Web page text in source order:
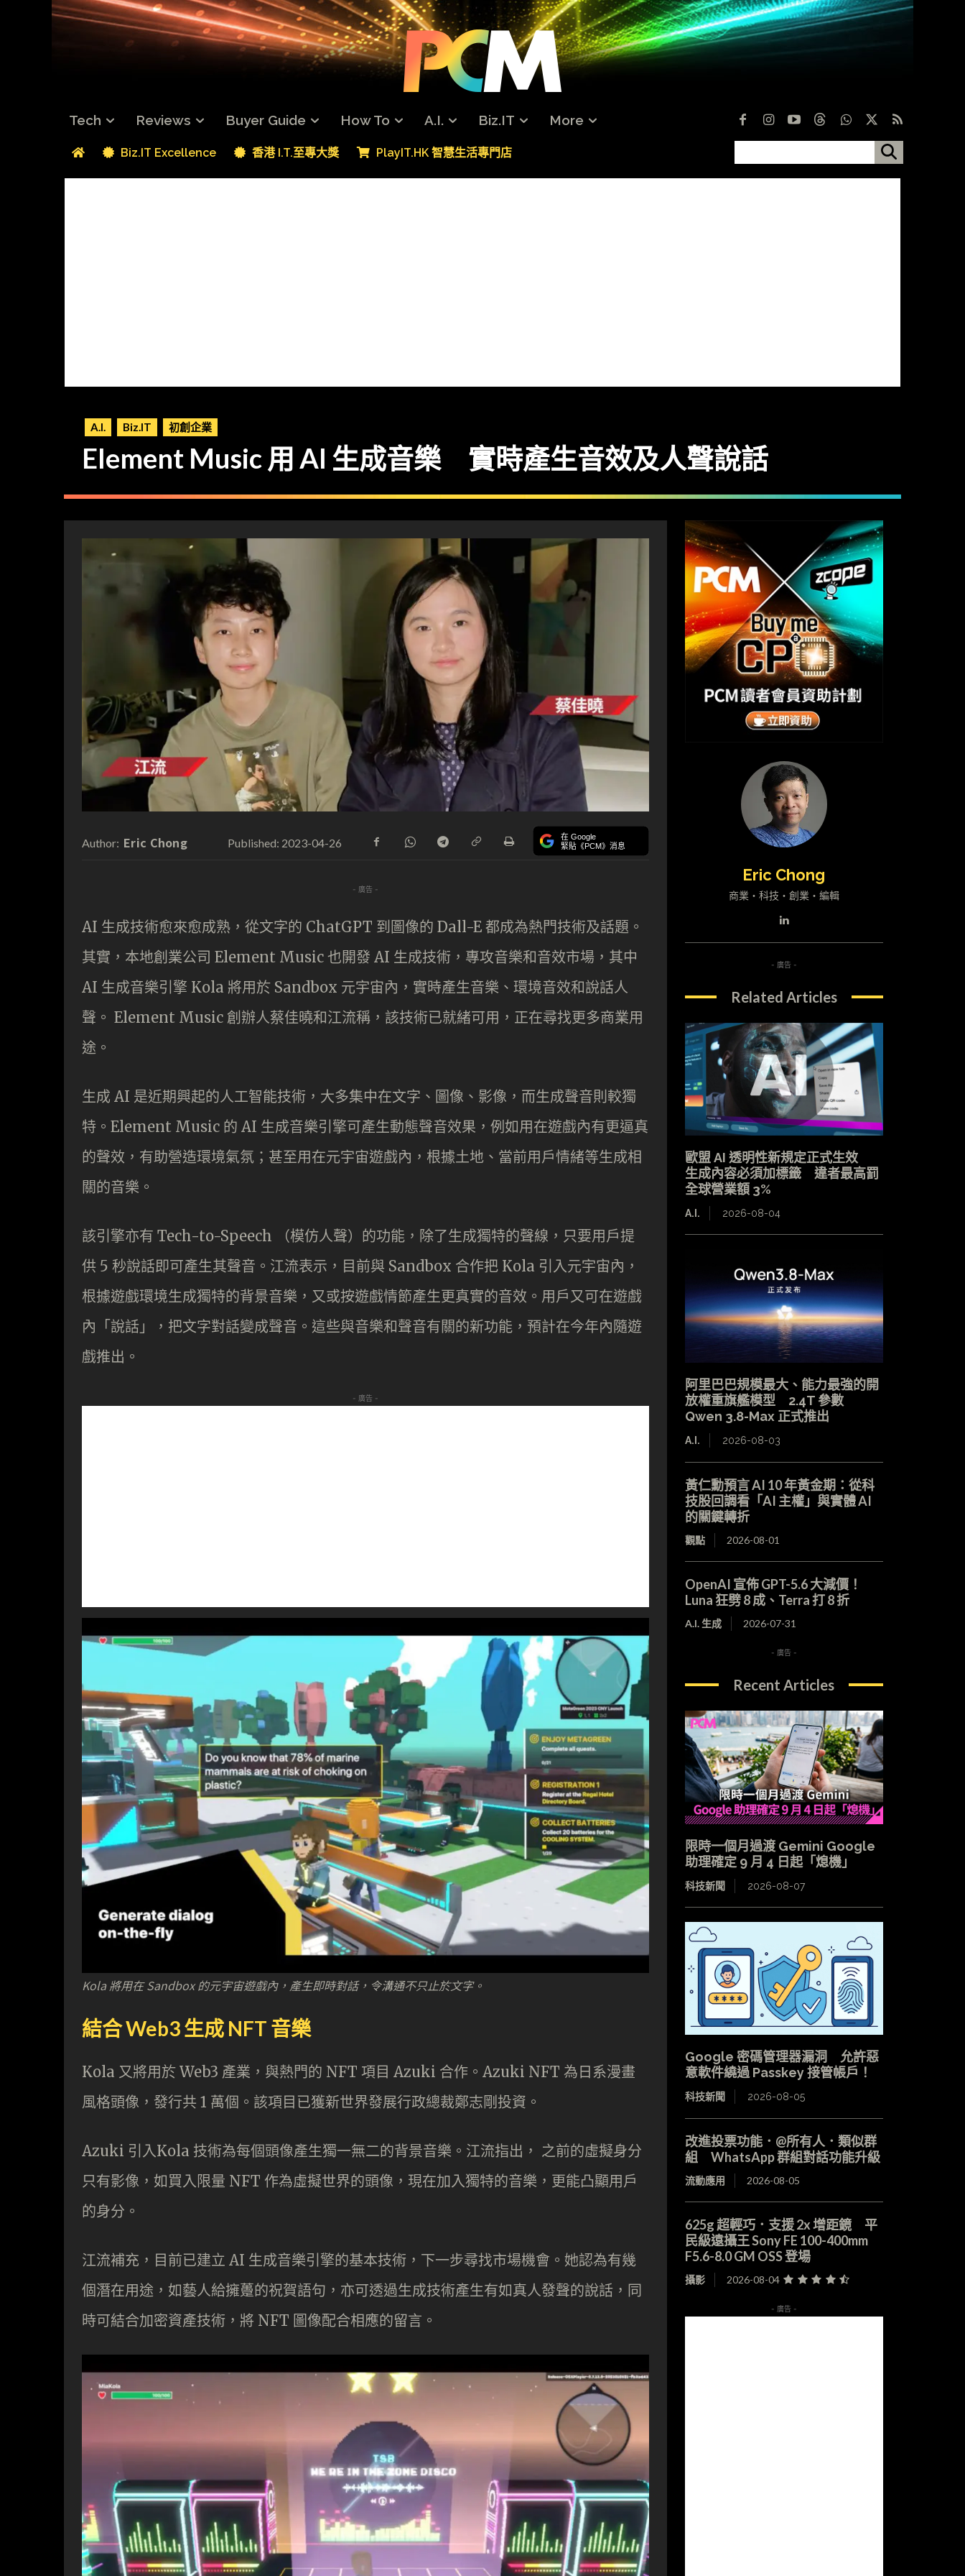
Tech Reviews Buyer Guide How To A.I. Biz.IT More
Biz.IT Excellence 香港 I.T.至專大獎 PlayIT.HK 智慧生活專門店
A.I. Biz.IT 初創企業
Element Music 用 AI 生成音樂 實時產生音效及人聲說話
Author: Eric Chong Published: 2023-04-26 在 Google
緊貼《PCM》消息
- 廣告 -
AI 生成技術愈來愈成熟，從文字的 ChatGPT 到圖像的 Dall-E 都成為熱門技術及話題。
其實，本地創業公司 Element Music 也開發 AI 生成技術，專攻音樂和音效市場，其中
AI 生成音樂引擎 Kola 將用於 Sandbox 元宇宙內，實時產生音樂、環境音效和說話人
聲。 Element Music 創辦人蔡佳曉和江流稱，該技術已就緒可用，正在尋找更多商業用
途。
生成 AI 是近期興起的人工智能技術，大多集中在文字、圖像、影像，而生成聲音則較獨
特。Element Music 的 AI 生成音樂引擎可產生動態聲音效果，例如用在遊戲內有更逼真
的聲效，有助營造環境氣氛；甚至用在元宇宙遊戲內，根據土地、當前用戶情緒等生成相
關的音樂。
該引擎亦有 Tech-to-Speech （模仿人聲）的功能，除了生成獨特的聲線，只要用戶提
供 5 秒說話即可產生其聲音。江流表示，目前與 Sandbox 合作把 Kola 引入元宇宙內，
根據遊戲環境生成獨特的背景音樂，又或按遊戲情節產生更真實的音效。用戶又可在遊戲
內「說話」，把文字對話變成聲音。這些與音樂和聲音有關的新功能，預計在今年內隨遊
戲推出。
- 廣告 -
Kola 將用在 Sandbox 的元宇宙遊戲內，產生即時對話，令溝通不只止於文字。
結合 Web3 生成 NFT 音樂
Kola 又將用於 Web3 產業，與熱門的 NFT 項目 Azuki 合作。Azuki NFT 為日系漫畫
風格頭像，發行共 1 萬個。該項目已獲新世界發展行政總裁鄭志剛投資。
Azuki 引入Kola 技術為每個頭像產生獨一無二的背景音樂。江流指出， 之前的虛擬身分
只有影像，如買入限量 NFT 作為虛擬世界的頭像，現在加入獨特的音樂，更能凸顯用戶
的身分。
江流補充，目前已建立 AI 生成音樂引擎的基本技術，下一步尋找市場機會。她認為有幾
個潛在用途，如藝人給擁躉的祝賀語句，亦可透過生成技術產生有如真人發聲的說話，同
時可結合加密資產技術，將 NFT 圖像配合相應的留言。
Eric Chong
商業・科技・創業・編輯
- 廣告 -
Related Articles
歐盟 AI 透明性新規定正式生效
生成內容必須加標籤 違者最高罰
全球營業額 3%
A.I. 2026-08-04
阿里巴巴規模最大、能力最強的開
放權重旗艦模型 2.4T 參數
Qwen 3.8-Max 正式推出
A.I. 2026-08-03
黃仁勳預言 AI 10 年黃金期：從科
技股回調看「AI 主權」與實體 AI
的關鍵轉折
觀點 2026-08-01
OpenAI 宣佈 GPT-5.6 大減價！
Luna 狂劈 8 成、Terra 打 8 折
A.I. 生成 2026-07-31
- 廣告 -
Recent Articles
限時一個月過渡 Gemini Google
助理確定 9 月 4 日起「熄機」
科技新聞 2026-08-07
Google 密碼管理器漏洞 允許惡
意軟件繞過 Passkey 接管帳戶！
科技新聞 2026-08-05
改進投票功能．@所有人．類似群
組 WhatsApp 群組對話功能升級
流動應用 2026-08-05
625g 超輕巧．支援 2x 增距鏡 平
民級遠攝王 Sony FE 100-400mm
F5.6-8.0 GM OSS 登場
攝影 2026-08-04
- 廣告 -